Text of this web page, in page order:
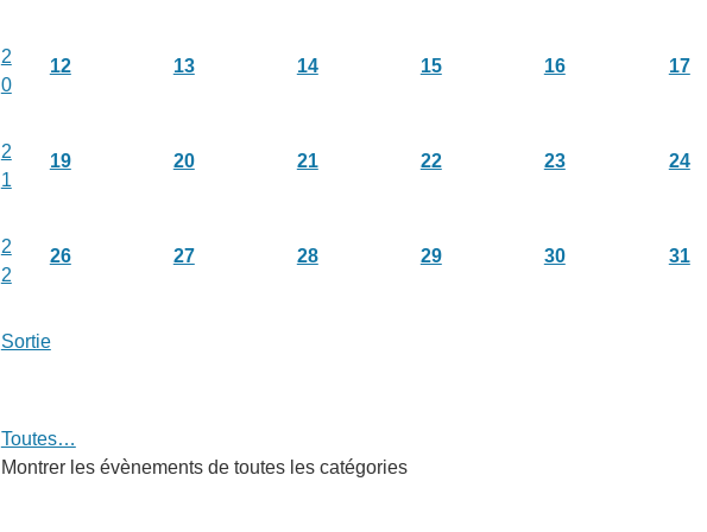
2
0
12 13 14 15 16 17
2
1
19 20 21 22 23 24
2
2
26 27 28 29 30 31
Sortie
Toutes…
Montrer les évènements de toutes les catégories